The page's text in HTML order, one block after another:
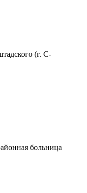
(г. С-
больница